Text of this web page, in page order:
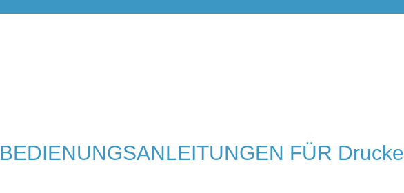
BEDIENUNGSANLEITUNGEN FÜR